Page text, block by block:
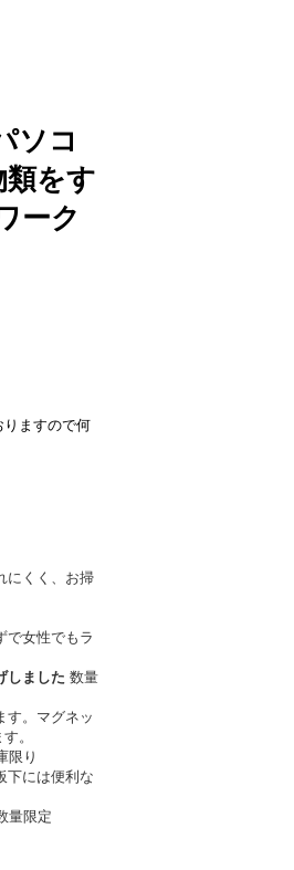
ソコ
類をす
ーク
りますので何
しました 数量
限り
量限定